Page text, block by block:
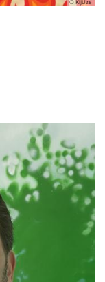
© KiJUze